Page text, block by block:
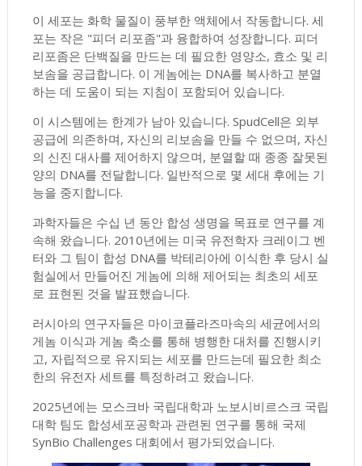
이 세포는 화학 물질이 풍부한 액체에서 작동합니다. 세
포는 작은 "피더 리포좀"과 융합하여 성장합니다. 피더
리포좀은 단백질을 만드는 데 필요한 영양소, 효소 및 리
보솜을 공급합니다. 이 게놈에는 DNA를 복사하고 분열
하는 데 도움이 되는 지침이 포함되어 있습니다.
이 시스템에는 한계가 남아 있습니다. SpudCell은 외부
공급에 의존하며, 자신의 리보솜을 만들 수 없으며, 자신
의 신진 대사를 제어하지 않으며, 분열할 때 종종 잘못된
양의 DNA를 전달합니다. 일반적으로 몇 세대 후에는 기
능을 중지합니다.
과학자들은 수십 년 동안 합성 생명을 목표로 연구를 계
속해 왔습니다. 2010년에는 미국 유전학자 크레이그 벤
터와 그 팀이 합성 DNA를 박테리아에 이식한 후 당시 실
험실에서 만들어진 게놈에 의해 제어되는 최초의 세포
로 표현된 것을 발표했습니다.
러시아의 연구자들은 마이코플라즈마속의 세균에서의
게놈 이식과 게놈 축소를 통해 병행한 대처를 진행시키
고, 자립적으로 유지되는 세포를 만드는데 필요한 최소
한의 유전자 세트를 특정하려고 왔습니다.
2025년에는 모스크바 국립대학과 노보시비르스크 국립
대학 팀도 합성세포공학과 관련된 연구를 통해 국제
SynBio Challenges 대회에서 평가되었습니다.